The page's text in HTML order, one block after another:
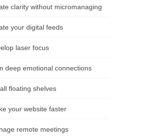
clarity without micromanaging
your digital feeds
laser focus
deep emotional connections
floating shelves
your website faster
remote meetings